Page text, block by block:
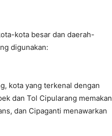
kota besar dan daerah-
digunakan:
kota yang terkenal dengan
dan Tol Cipularang memakan
dan Cipaganti menawarkan